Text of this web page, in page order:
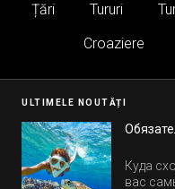
Țări Tururi
Croaziere
ULTIMELE NOUTĂȚI
Куда
вас